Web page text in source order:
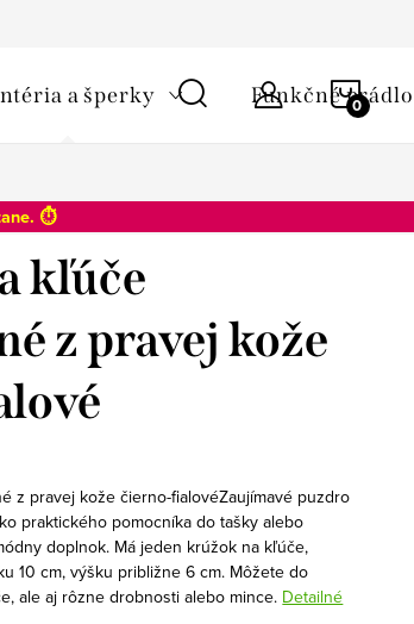
a šperky Funkčné prádlo
⏱️
kľúče
z pravej kože
z pravej kože čierno-fialovéZaujímavé puzdro
praktického pomocníka do tašky alebo
doplnok. Má jeden krúžok na kľúče,
10 cm, výšku približne 6 cm. Môžete do
ale aj rôzne drobnosti alebo mince. Detailné